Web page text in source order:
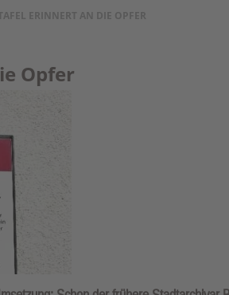
ERINNERT AN DIE OPFER
Opfer